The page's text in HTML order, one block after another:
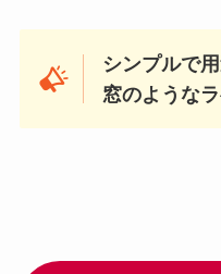
シンプルで
窓のような